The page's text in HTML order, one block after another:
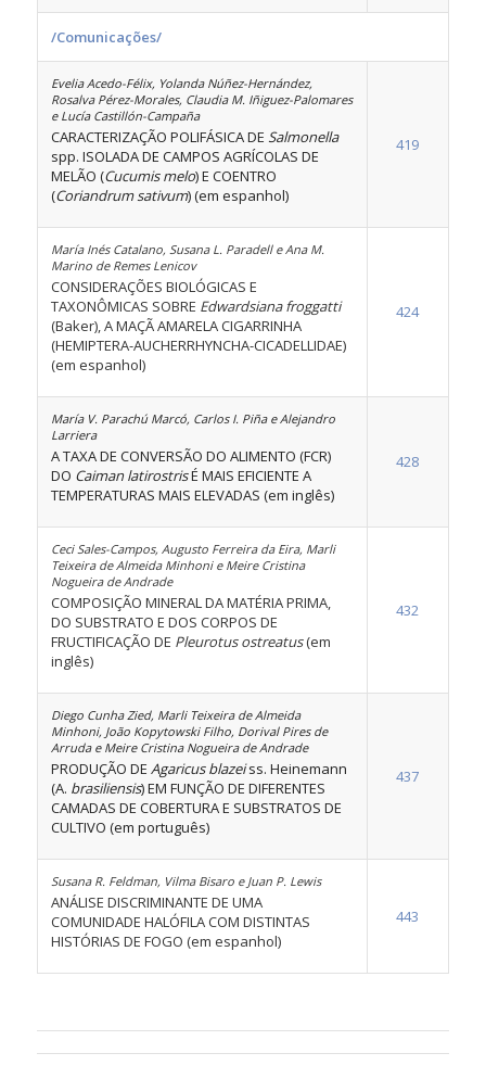
/Comunicações/
Evelia Acedo-Félix, Yolanda Núñez-Hernández,
Rosalva Pérez-Morales, Claudia M. Iñiguez-Palomares
e Lucía Castillón-Campaña
CARACTERIZAÇÃO POLIFÁSICA DE Salmonella
spp. ISOLADA DE CAMPOS AGRÍCOLAS DE
MELÃO (Cucumis melo) E COENTRO
(Coriandrum sativum) (em espanhol)
419
María Inés Catalano, Susana L. Paradell e Ana M.
Marino de Remes Lenicov
CONSIDERAÇÕES BIOLÓGICAS E
TAXONÔMICAS SOBRE Edwardsiana froggatti
(Baker), A MAÇÃ AMARELA CIGARRINHA
(HEMIPTERA-AUCHERRHYNCHA-CICADELLIDAE)
(em espanhol)
424
María V. Parachú Marcó, Carlos I. Piña e Alejandro
Larriera
A TAXA DE CONVERSÃO DO ALIMENTO (FCR)
DO Caiman latirostrisÉ MAIS EFICIENTE A
TEMPERATURAS MAIS ELEVADAS (em inglês)
428
Ceci Sales-Campos, Augusto Ferreira da Eira, Marli
Teixeira de Almeida Minhoni e Meire Cristina
Nogueira de Andrade
COMPOSIÇÃO MINERAL DA MATÉRIA PRIMA,
DO SUBSTRATO E DOS CORPOS DE
FRUCTIFICAÇÃO DE Pleurotus ostreatus(em
inglês)
432
Diego Cunha Zied, Marli Teixeira de Almeida
Minhoni, João Kopytowski Filho, Dorival Pires de
Arruda e Meire Cristina Nogueira de Andrade
PRODUÇÃO DE Agaricus blazeiss. Heinemann
(A. brasiliensis) EM FUNÇÃO DE DIFERENTES
CAMADAS DE COBERTURA E SUBSTRATOS DE
CULTIVO (em português)
437
Susana R. Feldman, Vilma Bisaro e Juan P. Lewis
ANÁLISE DISCRIMINANTE DE UMA
COMUNIDADE HALÓFILA COM DISTINTAS
HISTÓRIAS DE FOGO (em espanhol)
443